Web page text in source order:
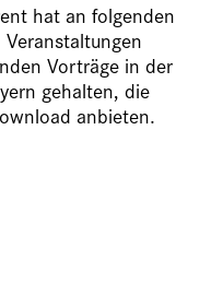
hat an folgenden
Vorträge in der
gehalten, die
anbieten.